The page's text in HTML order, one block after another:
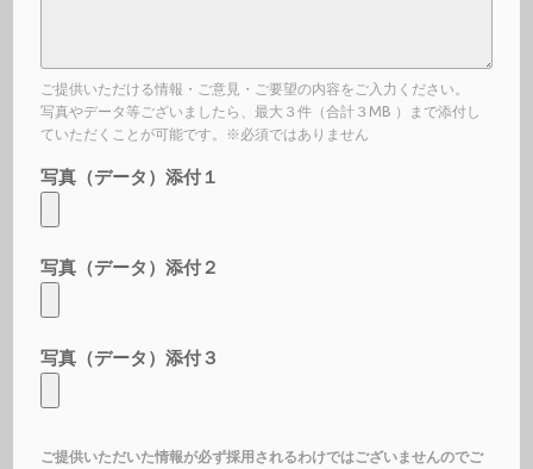
ご提供いただける情報・ご意見・ご要望の内容をご入力ください。
写真やデータ等ございましたら、最大３件（合計３MB ）まで添付し
ていただくことが可能です。※必須ではありません
写真（データ）添付１
写真（データ）添付２
写真（データ）添付３
ご提供いただいた情報が必ず採用されるわけではございませんのでご